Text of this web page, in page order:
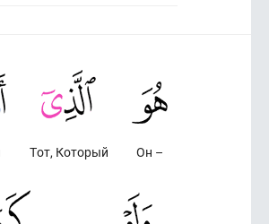
Он –
Тот, Который